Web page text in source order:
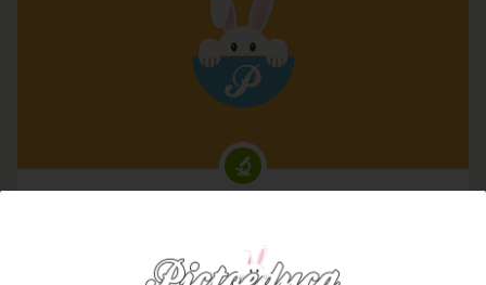
La digestión